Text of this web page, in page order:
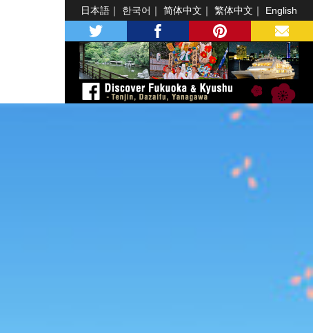
日本語 한국어 简体中文 繁体中文 English
twitter facebook pinterest MAIL